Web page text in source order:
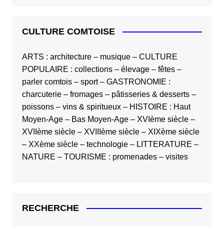
CULTURE COMTOISE
ARTS : architecture– musique– CULTURE
POPULAIRE : collections– élevage– fêtes–
parler comtois– sport– GASTRONOMIE :
charcuterie– fromages– pâtisseries & desserts–
poissons– vins & spiritueux– HISTOIRE : Haut
Moyen-Age– Bas Moyen-Age– XVIème siècle–
XVIIème siècle– XVIIIème siècle– XIXème siècle
– XXème siècle– technologie– LITTERATURE –
NATURE – TOURISME : promenades– visites
RECHERCHE